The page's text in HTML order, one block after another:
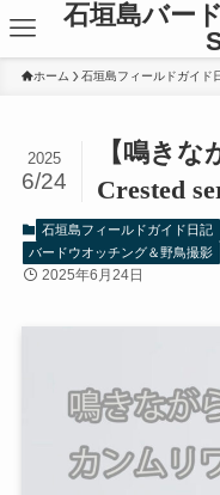
石垣島バー
ホーム 石垣島フィールドガイド
【鳴き
Crested
2025
6/24
石垣島フィールドガイド日記
バードウオッチング＆野鳥撮影
2025年6月24日